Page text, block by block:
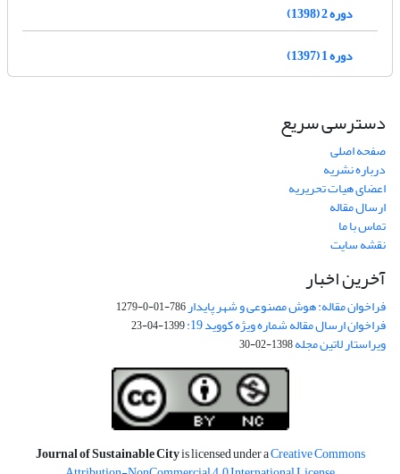
دوره 2 (1398)
دوره 1 (1397)
دسترسی سریع
صفحه اصلی
درباره نشریه
اعضای هیات تحریریه
ارسال مقاله
تماس با ما
نقشه سایت
آخرین اخبار
فراخوان مقاله: هوش مصنوعی و شهر پایدار786-01-0-1279
فراخوان ارسال مقاله شماره ویژه کووید 19: 1399-04-23
ویراستار لاتین مجله1398-02-30
Journal of Sustainable Cityis licensed under aCreative Commons